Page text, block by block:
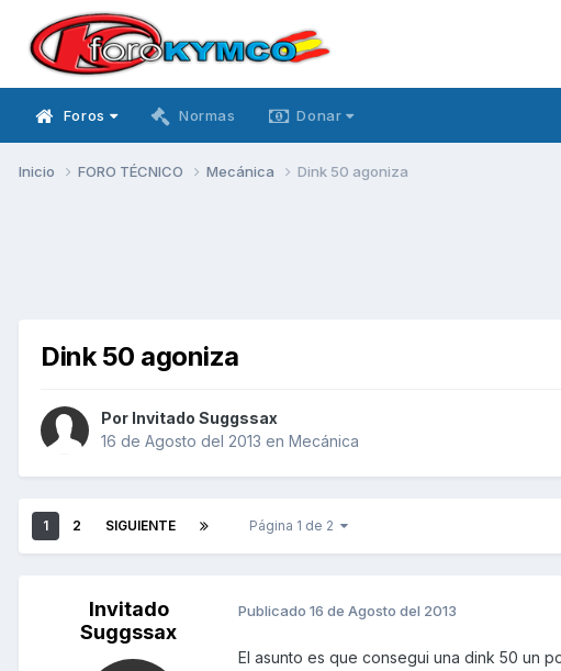
Foros Normas Donar
Inicio FORO TÉCNICO Mecánica Dink 50 agoniza
Dink 50 agoniza
Por Invitado Suggssax
16 de Agosto del 2013 en Mecánica
1 2 SIGUIENTE Página 1 de 2
Invitado
Suggssax
Publicado 16 de Agosto del 2013
El asunto es que consegui una dink 50 un